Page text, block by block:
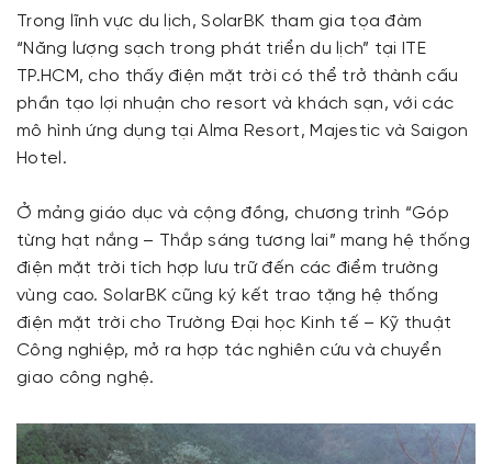
Trong lĩnh vực du lịch, SolarBK tham gia tọa đàm
“Năng lượng sạch trong phát triển du lịch” tại ITE
TP.HCM, cho thấy điện mặt trời có thể trở thành cấu
phần tạo lợi nhuận cho resort và khách sạn, với các
mô hình ứng dụng tại Alma Resort, Majestic và Saigon
Hotel.
Ở mảng giáo dục và cộng đồng, chương trình “Góp
từng hạt nắng – Thắp sáng tương lai” mang hệ thống
điện mặt trời tích hợp lưu trữ đến các điểm trường
vùng cao. SolarBK cũng ký kết trao tặng hệ thống
điện mặt trời cho Trường Đại học Kinh tế – Kỹ thuật
Công nghiệp, mở ra hợp tác nghiên cứu và chuyển
giao công nghệ.